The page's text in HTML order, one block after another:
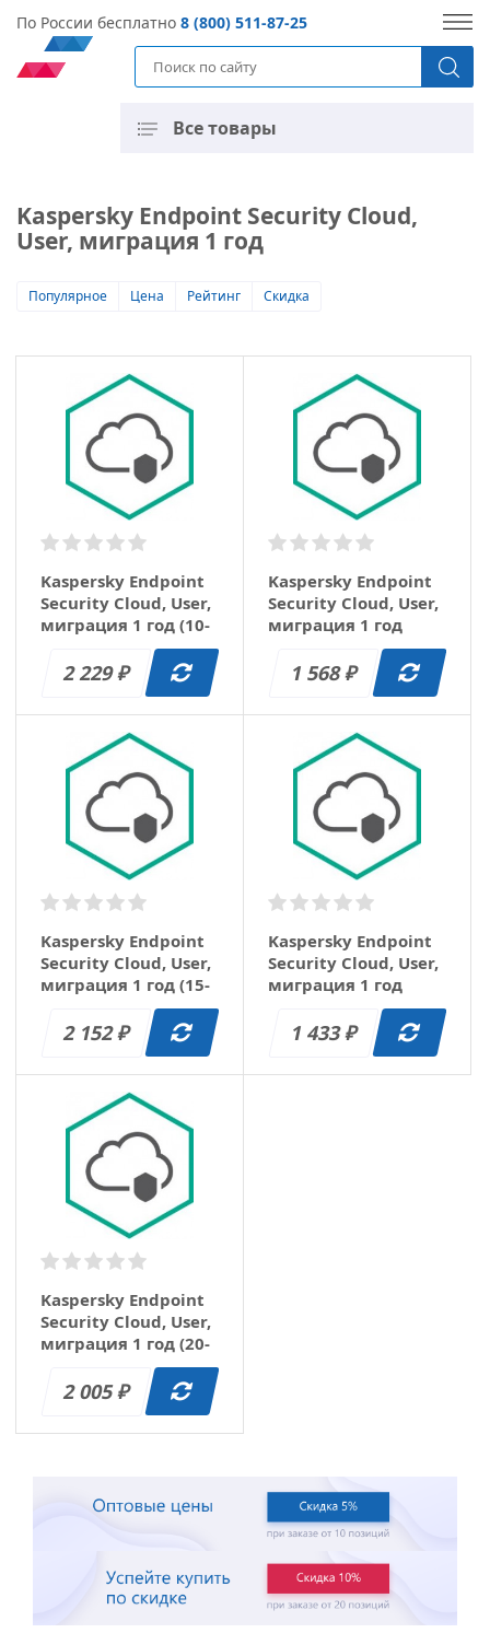
По России бесплатно 8 (800) 511-87-25
Все товары
Kaspersky Endpoint Security Cloud,
User, миграция 1 год
Популярное Цена Рейтинг Скидка
Kaspersky Endpoint
Security Cloud, User,
миграция 1 год (10-
2 229₽
Kaspersky Endpoint
Security Cloud, User,
миграция 1 год
1 568₽
Kaspersky Endpoint
Security Cloud, User,
миграция 1 год (15-
2 152₽
Kaspersky Endpoint
Security Cloud, User,
миграция 1 год
1 433₽
Kaspersky Endpoint
Security Cloud, User,
миграция 1 год (20-
2 005₽